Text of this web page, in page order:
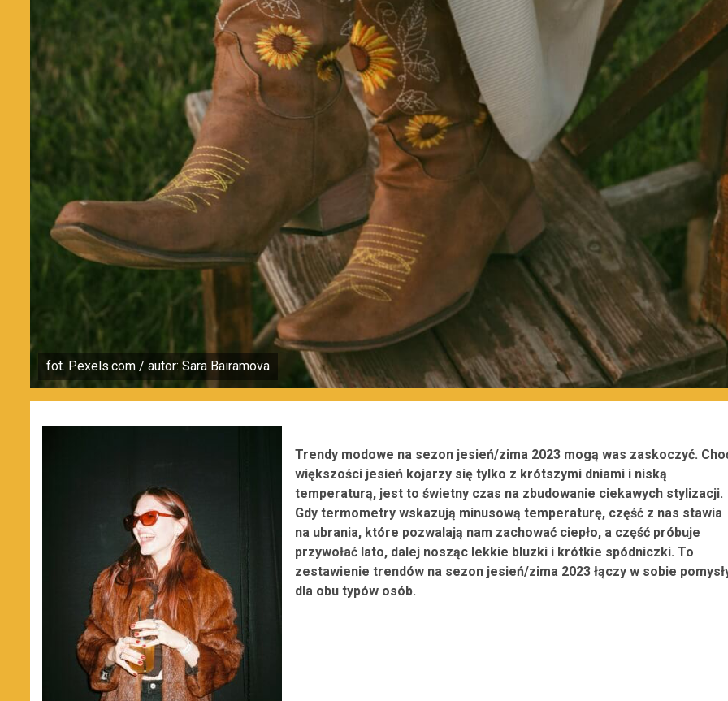
fot. Pexels.com / autor: Sara Bairamova
Trendy modowe na sezon jesień/zima 2023 mogą was zaskoczyć.
większości jesień kojarzy się tylko z krótszymi dniami i niską
temperaturą, jest to świetny czas na zbudowanie ciekawych stylizacji.
Gdy termometry wskazują minusową temperaturę, część z nas stawia
na ubrania, które pozwalają nam zachować ciepło, a część próbuje
przywołać lato, dalej nosząc lekkie bluzki i krótkie spódniczki. To
zestawienie trendów na sezon jesień/zima 2023 łączy w sobie
dla obu typów osób.